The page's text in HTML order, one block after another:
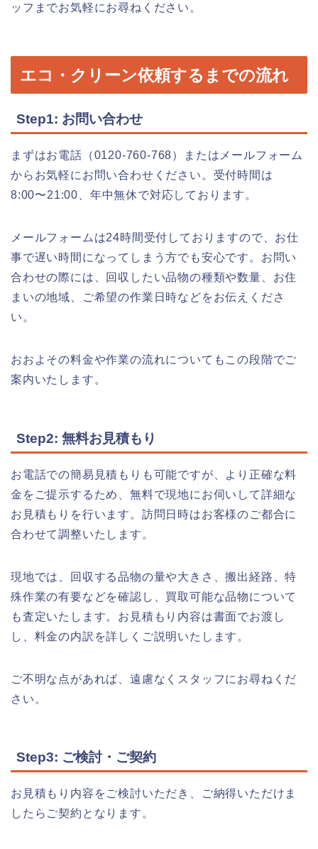
ッフまでお気軽にお尋ねください。
エコ・クリーン依頼するまでの流れ
Step1: お問い合わせ
まずはお電話（0120-760-768）またはメールフォーム
からお気軽にお問い合わせください。受付時間は
8:00〜21:00、年中無休で対応しております。
メールフォームは24時間受付しておりますので、お仕
事で遅い時間になってしまう方でも安心です。お問い
合わせの際には、回収したい品物の種類や数量、お住
まいの地域、ご希望の作業日時などをお伝えくださ
い。
おおよその料金や作業の流れについてもこの段階でご
案内いたします。
Step2: 無料お見積もり
お電話での簡易見積もりも可能ですが、より正確な料
金をご提示するため、無料で現地にお伺いして詳細な
お見積もりを行います。訪問日時はお客様のご都合に
合わせて調整いたします。
現地では、回収する品物の量や大きさ、搬出経路、特
殊作業の有要などを確認し、買取可能な品物について
も査定いたします。お見積もり内容は書面でお渡し
し、料金の内訳を詳しくご説明いたします。
ご不明な点があれば、遠慮なくスタッフにお尋ねくだ
さい。
Step3: ご検討・ご契約
お見積もり内容をご検討いただき、ご納得いただけま
したらご契約となります。